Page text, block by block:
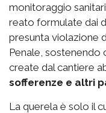
monitoraggio
reato formulate dai
presunta violazione
Penale, sostenendo
create dal cantiere
sofferenze e altri
La querela è solo il